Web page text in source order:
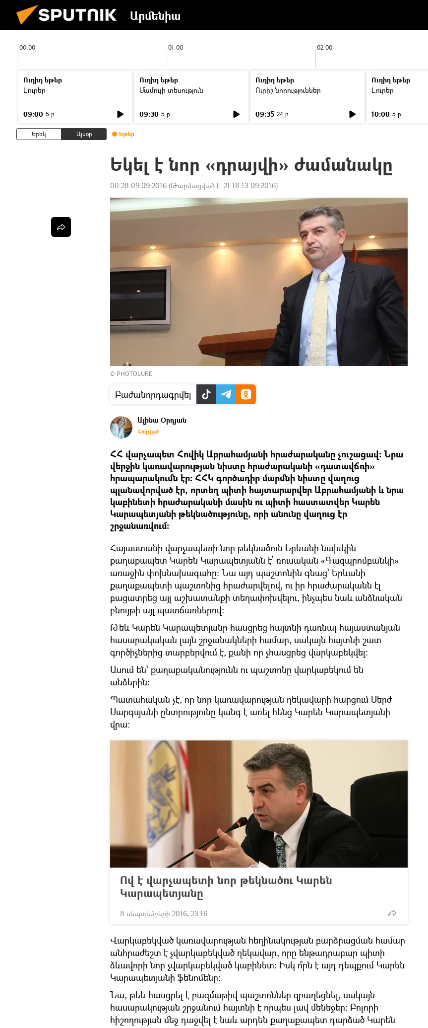
Արմենիա
00:00 01:00 02:00
Ուղիղ եթեր
Լուրեր
09:00 5 ր
Ուղիղ եթեր
Մամուլի տեսություն
09:30 5 ր
Ուղիղ եթեր
Ուրիշ նորություններ
09:35 24 ր
Ուղիղ եթեր
Լուրեր
10:00 5 ր
Երեկ Այսօր Եթեր
Եկել է նոր «դրայվի» ժամանակը
00:28 09.09.2016 (Թարմացված է: 21:18 13.09.2016)
© PHOTOLURE
Բաժանորդագրվել
Ալինա Օրդյան
Հոդված
ՀՀ վարչապետ Հովիկ Աբրահամյանի հրաժարականը չուշացավ: Նրա
վերջին կառավարության նիստը հրաժարականի «դատավճռի»
հրապարակումն էր: ՀՀԿ գործադիր մարմնի նիստը վաղուց
պլանավորված էր, որտեղ պիտի հայտարարվեր Աբրահամյանի և նրա
կաբինետի հրաժարականի մասին ու պիտի հաստատվեր Կարեն
Կարապետյանի թեկնածությունը, որի անունը վաղուց էր
շրջանառվում:
Հայաստանի վարչապետի նոր թեկնածուն Երևանի նախկին
քաղաքապետ Կարեն Կարապետյանն է՝ ռուսական «Գազպրոմբանկի»
առաջին փոխնախագահը: Նա այդ պաշտոնին գնաց՝ Երևանի
քաղաքապետի պաշտոնից հրաժարվելով, ու իր հրաժարականն էլ
բացատրեց այլ աշխատանքի տեղափոխվելու, ինչպես նաև անձնական
բնույթի այլ պատճառներով:
Թեև Կարեն Կարապետյանը հասցրեց հայտնի դառնալ հայաստանյան
հասարակական լայն շրջանակների համար, սակայն հայտնի շատ
գործիչներից տարբերվում է, քանի որ չհասցրեց վարկաբեկվել:
Ասում են՝ քաղաքականությունն ու պաշտոնը վարկաբեկում են
անձերին:
Պատահական չէ, որ նոր կառավարության ղեկավարի հարցում Սերժ
Սարգսյանի ընտրությունը կանգ է առել հենց Կարեն Կարապետյանի
վրա:
Ով է վարչապետի նոր թեկնածու Կարեն
Կարապետյանը
8 սեպտեմբերի 2016, 23:16
Վարկաբեկված կառավարության հեղինակության բարձրացման համար
անհրաժեշտ է չվարկաբեկված ղեկավար, որը ենթադրաբար պիտի
ձևավորի նոր չվարկաբեկված կաբինետ: Իսկ ո՞րն է այդ դեպքում Կարեն
Կարապետյանի ֆենոմենը:
Նա, թեև հասցրել է բազմաթիվ պաշտոններ զբաղեցնել, սակայն
հասարակության շրջանում հայտնի է որպես լավ մենեջեր: Բոլորի
հիշողության մեջ դաջվել է նաև արդեն քաղաքապետ դարձած Կարեն